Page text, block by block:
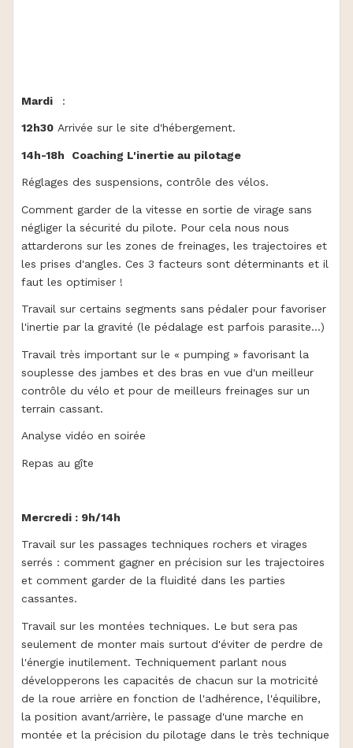
Mardi :
12h30 Arrivée sur le site d'hébergement.
14h-18h Coaching L'inertie au pilotage
Réglages des suspensions, contrôle des vélos.
Comment garder de la vitesse en sortie de virage sans
négliger la sécurité du pilote. Pour cela nous nous
attarderons sur les zones de freinages, les trajectoires et
les prises d'angles. Ces 3 facteurs sont déterminants et il
faut les optimiser !
Travail sur certains segments sans pédaler pour favoriser
l'inertie par la gravité (le pédalage est parfois parasite...)
Travail très important sur le « pumping » favorisant la
souplesse des jambes et des bras en vue d'un meilleur
contrôle du vélo et pour de meilleurs freinages sur un
terrain cassant.
Analyse vidéo en soirée
Repas au gîte
Mercredi : 9h/14h
Travail sur les passages techniques rochers et virages
serrés : comment gagner en précision sur les trajectoires
et comment garder de la fluidité dans les parties
cassantes.
Travail sur les montées techniques. Le but sera pas
seulement de monter mais surtout d'éviter de perdre de
l'énergie inutilement. Techniquement parlant nous
développerons les capacités de chacun sur la motricité
de la roue arrière en fonction de l'adhérence, l'équilibre,
la position avant/arrière, le passage d'une marche en
montée et la précision du pilotage dans le très technique